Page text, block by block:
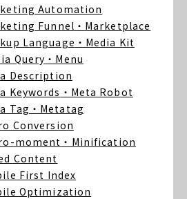
Automation
Funnel ・Marketplace
Language ・Media Kit
Query ・Menu
Description
Keywords ・Meta Robot
Tag ・Metatag
Conversion
moment ・Minification
Content
First Index
Optimization